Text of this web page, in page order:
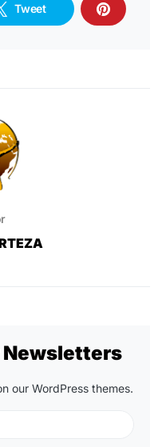
Tweet
Newsletters
our WordPress themes.